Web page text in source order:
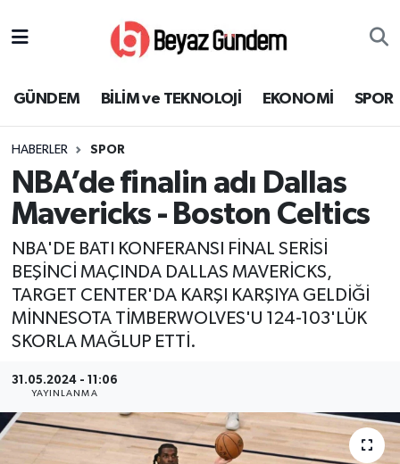
GÜNDEM BİLİM ve TEKNOLOJİ EKONOMİ SPOR
HABERLER SPOR
NBA’de finalin adı Dallas
Mavericks - Boston Celtics
NBA'DE BATI KONFERANSI FİNAL SERİSİ
BEŞİNCİ MAÇINDA DALLAS MAVERİCKS,
TARGET CENTER'DA KARŞI KARŞIYA GELDİĞİ
MİNNESOTA TİMBERWOLVES'U 124-103'LÜK
SKORLA MAĞLUP ETTİ.
31.05.2024 - 11:06
YAYINLANMA
EKONOMİ
SAĞLIK
EĞİTİM
KÜLTÜR SANAT
MAGAZİN
YEREL
Süper Lig Puan Durumu ve Fikstür
Tüm Manşetler
Son Dakika Haberleri
Haber Arşivi